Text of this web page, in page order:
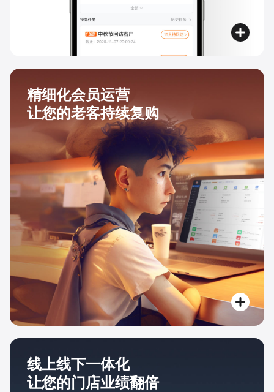
精细化会员运营
让您的老客持续复购
线上线下一体化
让您的门店业绩翻倍